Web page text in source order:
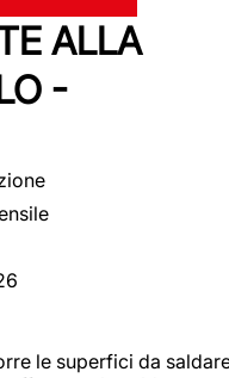
ALLA
-
le superfici da